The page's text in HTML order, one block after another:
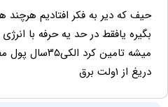
حیف که دیر به فکر افتادیم هرچند
بگیره یافقط در حد یه حرفه با
میشه تامین
دریغ از ۱ولت برق